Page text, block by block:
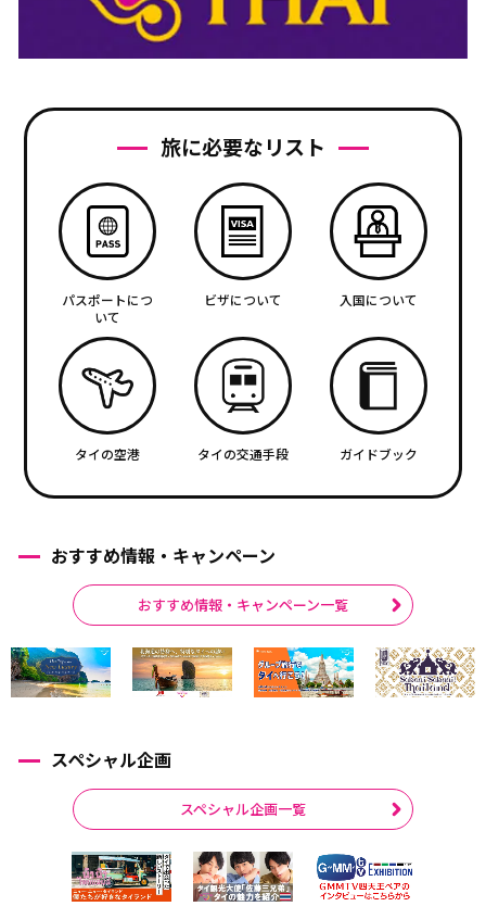
旅に必要なリスト
パスポートにつ
いて
ビザについて 入国について
タイの空港 タイの交通手段 ガイドブック
おすすめ情報・キャンペーン
おすすめ情報・キャンペーン一覧
スペシャル企画
スペシャル企画一覧